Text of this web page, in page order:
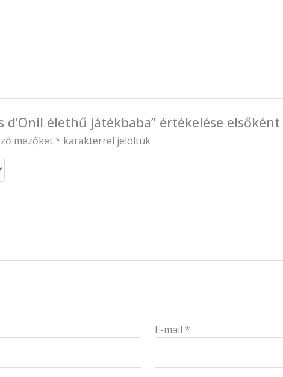
élethű játékbaba” értékelése elsőként
mezőket * karakterrel jelöltük
E-mail *